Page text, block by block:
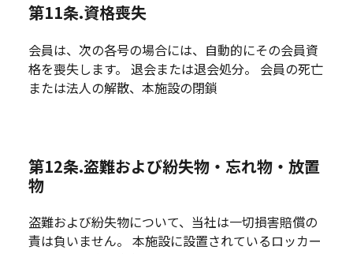
第11条.資格喪失
会員は、次の各号の場合には、自動的にその会員資
格を喪失します。 退会または退会処分。 会員の死亡
または法人の解散、本施設の閉鎖
第12条.盗難および紛失物・忘れ物・放置
物
盗難および紛失物について、当社は一切損害賠償の
責は負いません。 本施設に設置されているロッカー